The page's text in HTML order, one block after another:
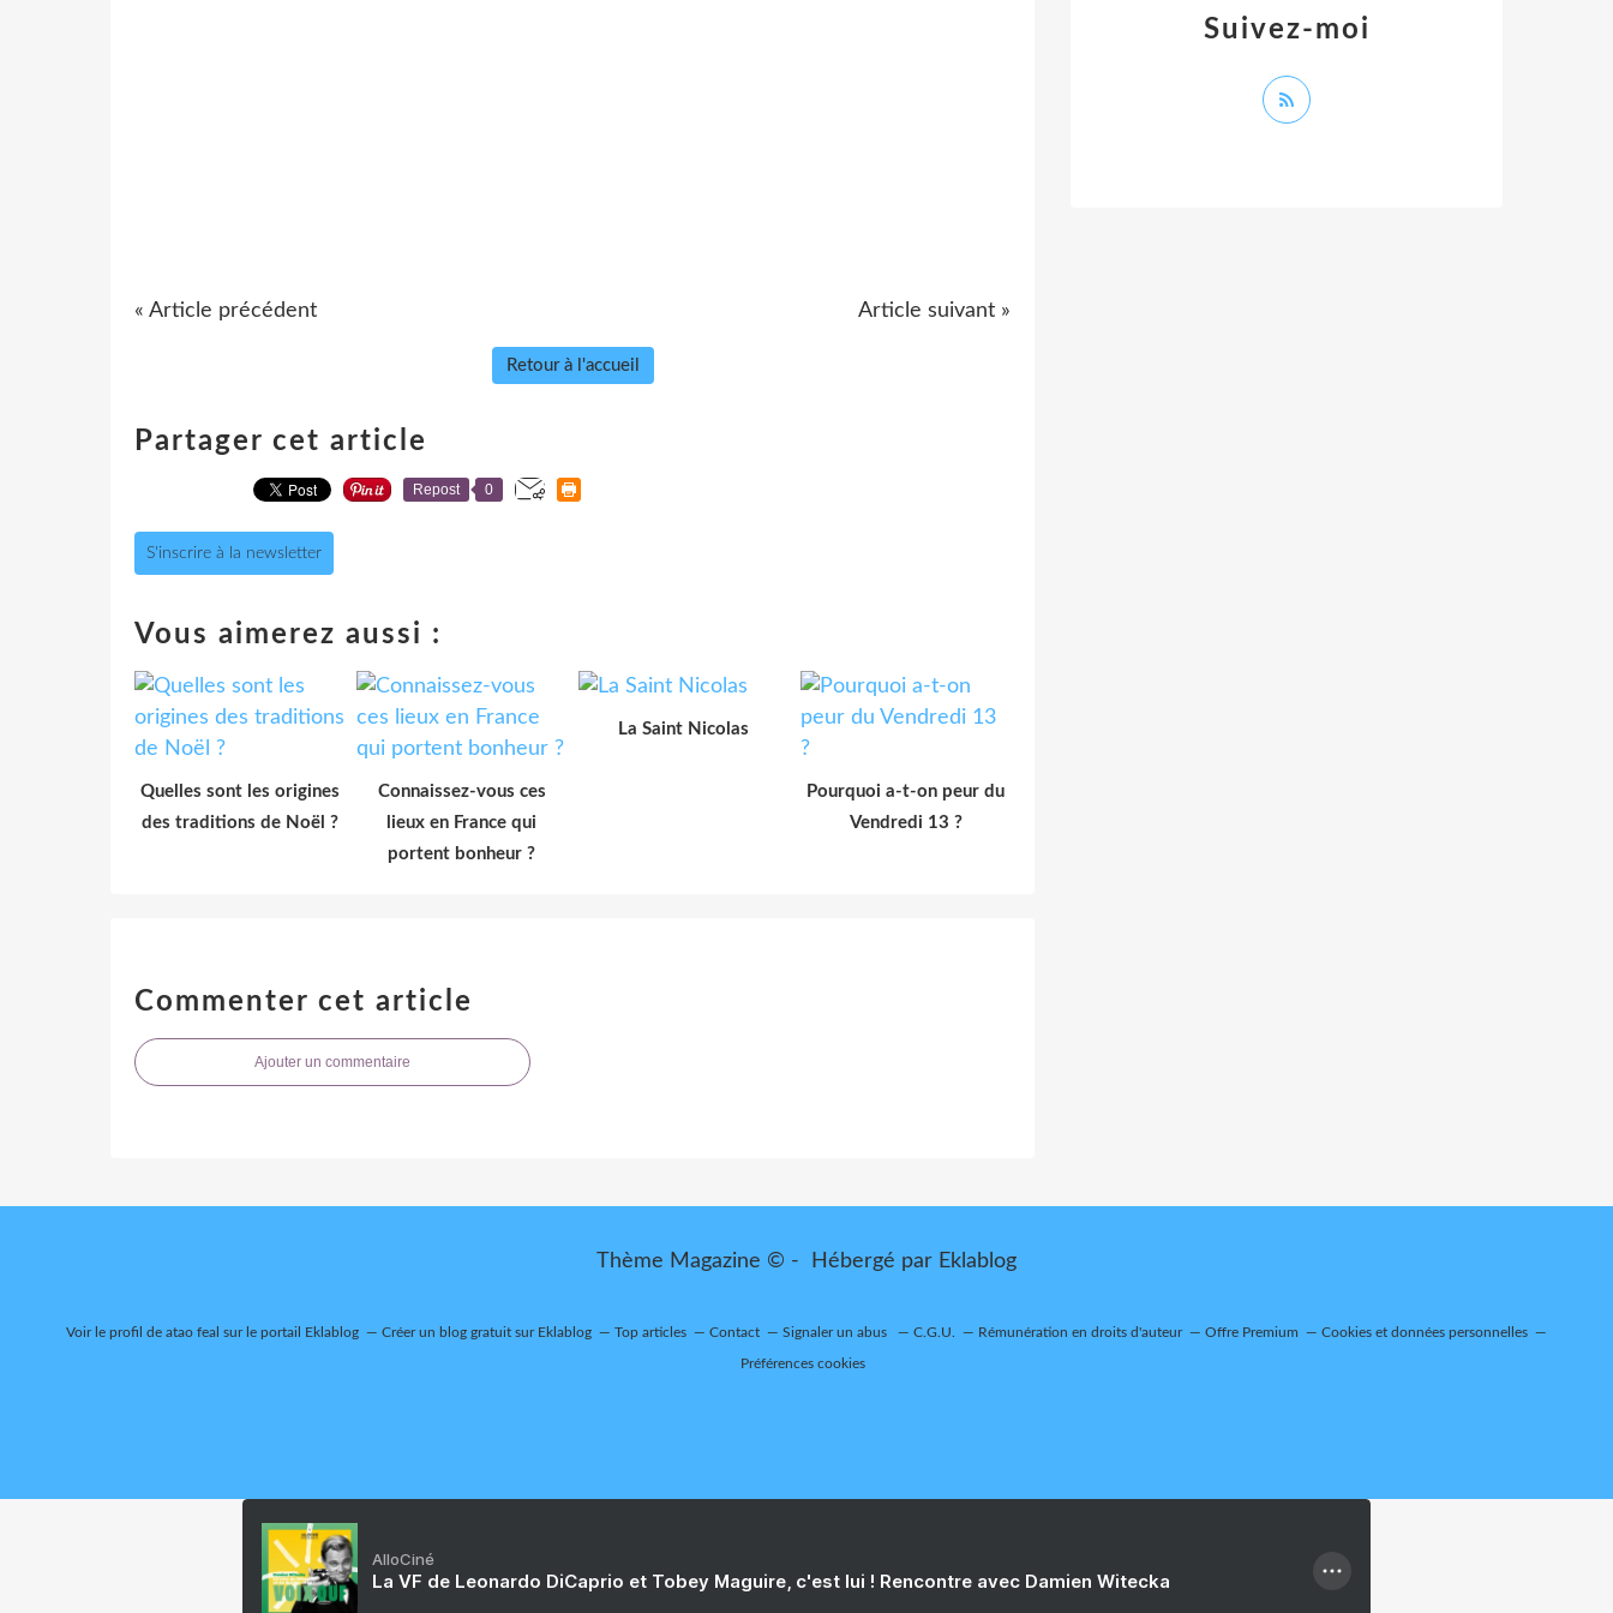
« Article précédent Article suivant »
Retour à l'accueil
Partager cet article
Repost 0
S'inscrire à la newsletter
Vous aimerez aussi :
Quelles sont les origines
des traditions de Noël ?
Connaissez-vous ces
lieux en France qui
portent bonheur ?
La Saint Nicolas
Pourquoi a-t-on peur du
Vendredi 13 ?
Commenter cet article
Ajouter un commentaire
Suivez-moi
Thème Magazine © - Hébergé par Eklablog
Voir le profil de atao feal sur le portail Eklablog Créer un blog gratuit sur Eklablog Top articles Contact Signaler un abus C.G.U. Rémunération en droits d'auteur Offre Premium Cookies et données personnelles
Préférences cookies
AlloCiné
La VF de Leonardo DiCaprio et Tobey Maguire, c'est lui ! Rencontre avec Damien Witecka